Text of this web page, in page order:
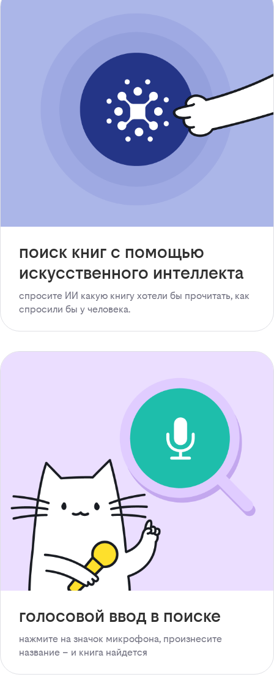
поиск книг с помощью
искусственного интеллекта
спросите ИИ какую книгу хотели бы прочитать, как
спросили бы у человека.
голосовой ввод в поиске
нажмите на значок микрофона, произнесите
название – и книга найдется